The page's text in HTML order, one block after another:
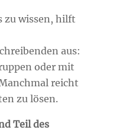
zu wissen, hilft
aus:
oder mit
reicht
zu lösen.
Teil des